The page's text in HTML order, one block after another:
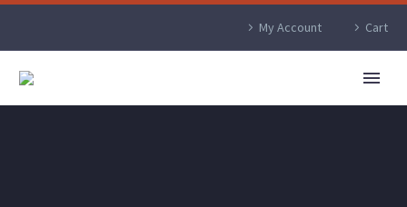
My Account Cart